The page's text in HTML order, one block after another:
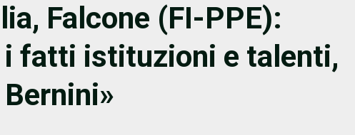
Falcone (FI-PPE):
i fatti istituzioni e talenti,